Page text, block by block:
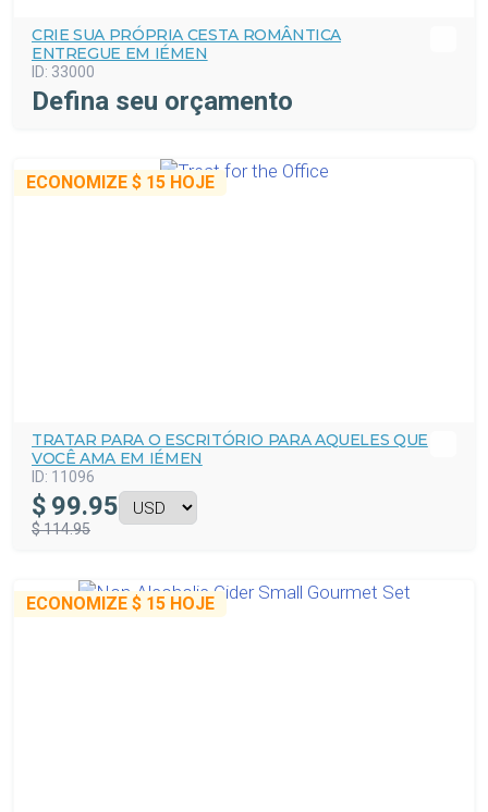
CRIE SUA PRÓPRIA CESTA ROMÂNTICA
ENTREGUE EM IÉMEN
ID: 33000
Defina seu orçamento
ECONOMIZE $ 15 HOJE
TRATAR PARA O ESCRITÓRIO PARA AQUELES QUE
VOCÊ AMA EM IÉMEN
ID: 11096
$ 99.95
$ 114.95
ECONOMIZE $ 15 HOJE